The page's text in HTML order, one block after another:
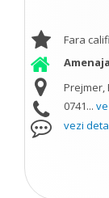
Fara
Prejmer,
0741...
vezi